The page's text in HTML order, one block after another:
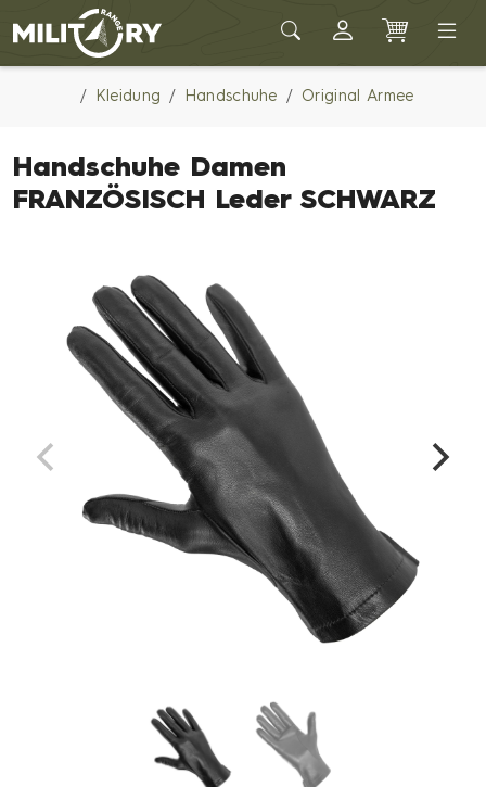
Army shop MILITARY RANGE
Kleidung Handschuhe Original Armee
Handschuhe Damen
FRANZÖSISCH Leder SCHWARZ